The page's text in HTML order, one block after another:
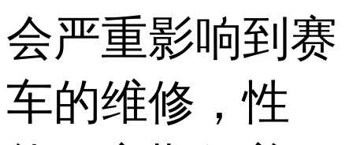
会严重影响到赛
车的维修，性